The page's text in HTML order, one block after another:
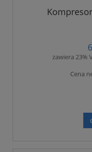
zawiera 23%
Cena